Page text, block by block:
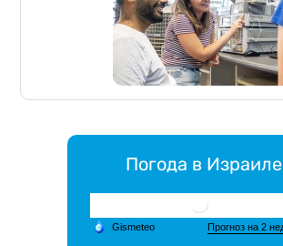
Погода в Израиле